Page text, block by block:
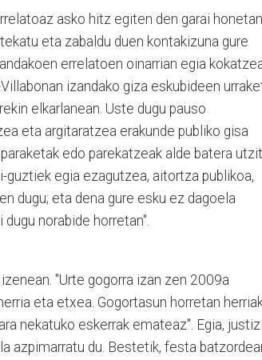
asko hitz egiten den garai
eta zabaldu duen kontakizuna gure
errelatoen oinarrian egia
izandako giza eskubideen
elkarlanean. Uste dugu pauso
eta argitaratzea erakunde publiko gisa
edo parekatzeak alde batera
egia ezagutzea, aitortza publikoa,
dugu; eta dena gure esku ez dagoela
norabide horretan".
"Urte gogorra izan zen 2009a
eta etxea. Gogortasun horretan
nekatuko eskerrak emateaz". Egia,
azpimarratu du. Bestetik, festa